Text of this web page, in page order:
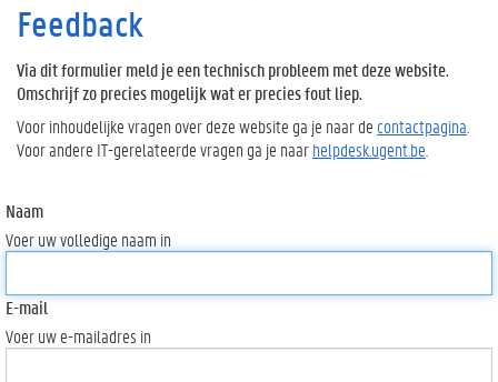
Feedback
Via dit formulier meld je een technisch probleem met deze website.
Omschrijf zo precies mogelijk wat er precies fout liep.
Voor inhoudelijke vragen over deze website ga je naar de contactpagina
Voor andere IT-gerelateerde vragen ga je naarhelpdesk.ugent.be
Naam
Voer uw volledige naam in
E-mail
Voer uw e-mailadres in